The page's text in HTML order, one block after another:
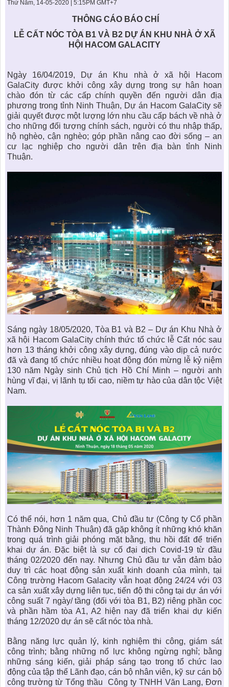
THÀNH ĐÔNG VỚI XÃ HÔI
BẮC
THƯ VIỆN PHÁP LUẬT
LIÊN HỆ & GIẢI ĐÁP
TIN TỨC CÔNG TY
TIN TỨC TỔNG HỢP
Thứ Năm, 14-05-2020 | 5:15PM GMT+7
THÔNG CÁO BÁO CHÍ
LỄ CẤT NÓC TÒA B1 VÀ B2 DỰ ÁN KHU NHÀ Ở XÃ
HỘI HACOM GALACITY
Ngày 16/04/2019, Dự án Khu nhà ở xã hội Hacom
GalaCity được khởi công xây dựng trong sự hân hoan
chào đón từ các cấp chính quyền đến người dân địa
phương trong tỉnh Ninh Thuận, Dự án Hacom GalaCity sẽ
giải quyết được một lượng lớn nhu cầu cấp bách về nhà ở
cho những đối tượng chính sách, người có thu nhập thấp,
hộ nghèo, cận nghèo; góp phần nâng cao đời sống – an
cư lạc nghiệp cho người dân trên địa bàn tỉnh Ninh
Thuận.
Sáng ngày 18/05/2020, Tòa B1 và B2 – Dự án Khu Nhà ở
xã hội Hacom GalaCity chính thức tổ chức lễ Cất nóc sau
hơn 13 tháng khởi công xây dựng, đúng vào dịp cả nước
đã và đang tổ chức nhiều hoạt động đón mừng lễ kỷ niệm
130 năm Ngày sinh Chủ tịch Hồ Chí Minh – người anh
hùng vĩ đại, vị lãnh tụ tối cao, niềm tự hào của dân tộc Việt
Nam.
Có thể nói, hơn 1 năm qua, Chủ đầu tư (Công ty Cổ phần
Thành Đông Ninh Thuận) đã gặp không ít những khó khăn
trong quá trình giải phóng mặt bằng, thu hồi đất để triển
khai dự án. Đặc biệt là sự cố đại dịch Covid-19 từ đầu
tháng 02/2020 đến nay. Nhưng Chủ đầu tư vẫn đảm bảo
duy trì các hoạt động sản xuất kinh doanh của mình, tại
Công trường Hacom Galacity vẫn hoạt động 24/24 với 03
ca sản xuất xây dựng liên tục, tiến độ thi công tại dự án với
công suất 7 ngày/ tầng (đối với tòa B1, B2) riêng phần cọc
và phần hầm tòa A1, A2 hiện nay đã triển khai dự kiến
tháng 12/2020 dự án sẽ cất nóc tòa nhà.
Bằng năng lực quản lý, kinh nghiệm thi công, giám sát
công trình; bằng những nổ lực không ngừng nghỉ; bằng
những sáng kiến, giải pháp sáng tạo trong tổ chức lao
động của tập thể Lãnh đạo, cán bộ nhân viên, kỹ sư cán bộ
công trường từ Tổng thầu Công ty TNHH Văn Lang, Đơn